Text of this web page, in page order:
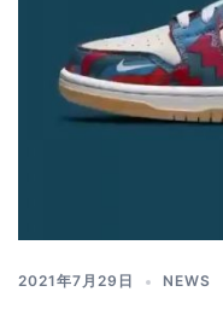
2021年7月29日 NEWS